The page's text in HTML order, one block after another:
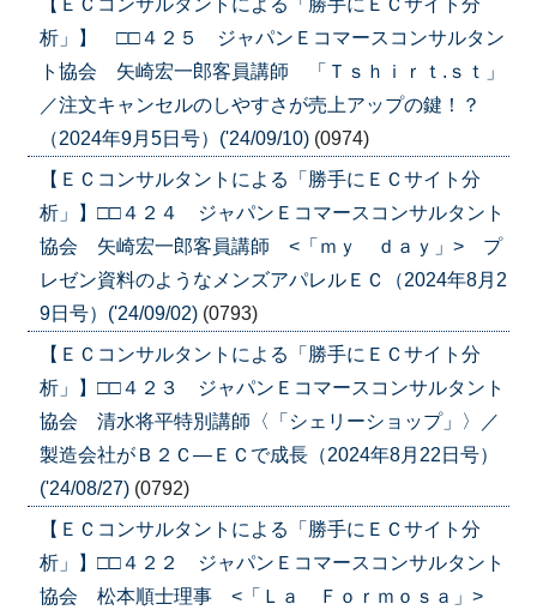
【ＥＣコンサルタントによる「勝手にＥＣサイト分
析」】 □□４２５ ジャパンＥコマースコンサルタン
ト協会 矢崎宏一郎客員講師 「Ｔｓｈｉｒｔ.ｓｔ」
／注文キャンセルのしやすさが売上アップの鍵！？
（2024年9月5日号）('24/09/10) (0974)
【ＥＣコンサルタントによる「勝手にＥＣサイト分
析」】□□４２４ ジャパンＥコマースコンサルタント
協会 矢崎宏一郎客員講師 <「ｍｙ ｄａｙ」> プ
レゼン資料のようなメンズアパレルＥＣ（2024年8月2
9日号）('24/09/02) (0793)
【ＥＣコンサルタントによる「勝手にＥＣサイト分
析」】□□４２３ ジャパンＥコマースコンサルタント
協会 清水将平特別講師〈「シェリーショップ」〉／
製造会社がＢ２Ｃ―ＥＣで成長（2024年8月22日号）
('24/08/27) (0792)
【ＥＣコンサルタントによる「勝手にＥＣサイト分
析」】□□４２２ ジャパンＥコマースコンサルタント
協会 松本順士理事 <「Ｌａ Ｆｏｒｍｏｓａ」>